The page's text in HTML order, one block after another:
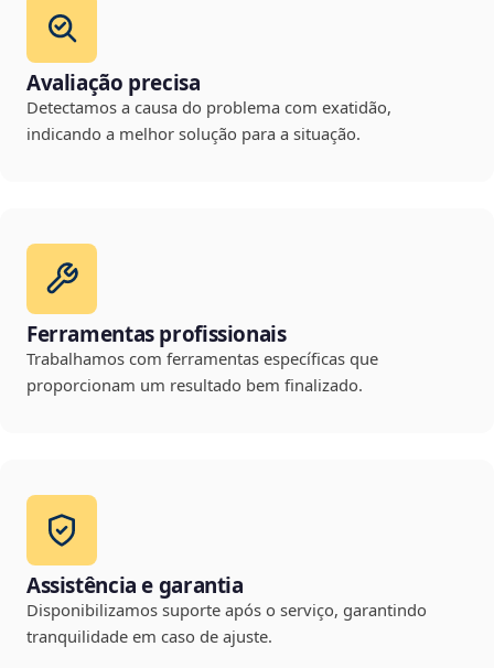
Avaliação precisa
Detectamos a causa do problema com exatidão,
indicando a melhor solução para a situação.
Ferramentas profissionais
Trabalhamos com ferramentas específicas que
proporcionam um resultado bem finalizado.
Assistência e garantia
Disponibilizamos suporte após o serviço, garantindo
tranquilidade em caso de ajuste.